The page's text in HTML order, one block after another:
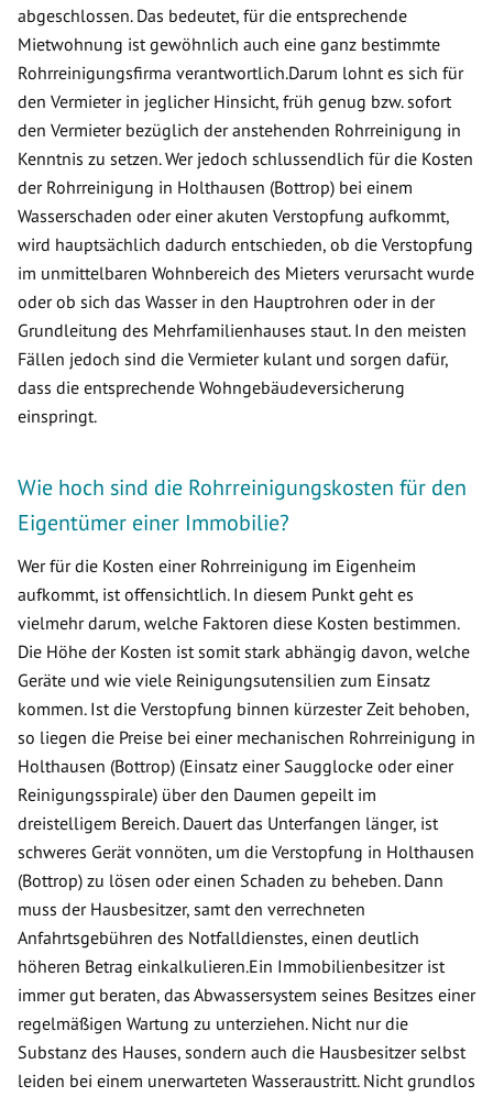
abgeschlossen. Das bedeutet, für die entsprechende
Mietwohnung ist gewöhnlich auch eine ganz bestimmte
Rohrreinigungsfirma verantwortlich.Darum lohnt es sich für
den Vermieter in jeglicher Hinsicht, früh genug bzw. sofort
den Vermieter bezüglich der anstehenden Rohrreinigung in
Kenntnis zu setzen. Wer jedoch schlussendlich für die Kosten
der Rohrreinigung in Holthausen (Bottrop) bei einem
Wasserschaden oder einer akuten Verstopfung aufkommt,
wird hauptsächlich dadurch entschieden, ob die Verstopfung
im unmittelbaren Wohnbereich des Mieters verursacht wurde
oder ob sich das Wasser in den Hauptrohren oder in der
Grundleitung des Mehrfamilienhauses staut. In den meisten
Fällen jedoch sind die Vermieter kulant und sorgen dafür,
dass die entsprechende Wohngebäudeversicherung
einspringt.
Wie hoch sind die Rohrreinigungskosten für den
Eigentümer einer Immobilie?
Wer für die Kosten einer Rohrreinigung im Eigenheim
aufkommt, ist offensichtlich. In diesem Punkt geht es
vielmehr darum, welche Faktoren diese Kosten bestimmen.
Die Höhe der Kosten ist somit stark abhängig davon, welche
Geräte und wie viele Reinigungsutensilien zum Einsatz
kommen. Ist die Verstopfung binnen kürzester Zeit behoben,
so liegen die Preise bei einer mechanischen Rohrreinigung in
Holthausen (Bottrop) (Einsatz einer Saugglocke oder einer
Reinigungsspirale) über den Daumen gepeilt im
dreistelligem Bereich. Dauert das Unterfangen länger, ist
schweres Gerät vonnöten, um die Verstopfung in Holthausen
(Bottrop) zu lösen oder einen Schaden zu beheben. Dann
muss der Hausbesitzer, samt den verrechneten
Anfahrtsgebühren des Notfalldienstes, einen deutlich
höheren Betrag einkalkulieren.Ein Immobilienbesitzer ist
immer gut beraten, das Abwassersystem seines Besitzes einer
regelmäßigen Wartung zu unterziehen. Nicht nur die
Substanz des Hauses, sondern auch die Hausbesitzer selbst
leiden bei einem unerwarteten Wasseraustritt. Nicht grundlos